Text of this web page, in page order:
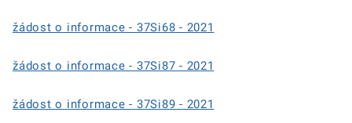
žádost o informace - 37Si68 - 2021
žádost o informace - 37Si87 - 2021
žádost o informace - 37Si89 - 2021